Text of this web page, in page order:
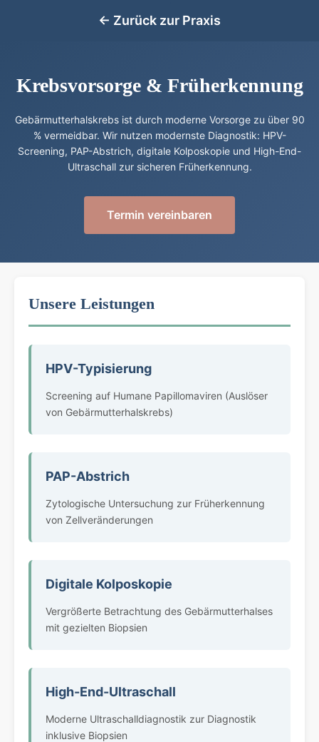
← Zurück zur Praxis
Krebsvorsorge & Früherkennung
Gebärmutterhalskrebs ist durch moderne Vorsorge zu über 90
% vermeidbar. Wir nutzen modernste Diagnostik: HPV-
Screening, PAP-Abstrich, digitale Kolposkopie und High-End-
Ultraschall zur sicheren Früherkennung.
Termin vereinbaren
Unsere Leistungen
HPV-Typisierung
Screening auf Humane Papillomaviren (Auslöser
von Gebärmutterhalskrebs)
PAP-Abstrich
Zytologische Untersuchung zur Früherkennung
von Zellveränderungen
Digitale Kolposkopie
Vergrößerte Betrachtung des Gebärmutterhalses
mit gezielten Biopsien
High-End-Ultraschall
Moderne Ultraschalldiagnostik zur Diagnostik
inklusive Biopsien